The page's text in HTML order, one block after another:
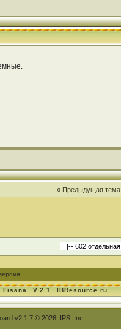
« Предыдущая тема
Fisana V.2.1 IBResource.ru
v2.1.7 © 2026 IPS, Inc.